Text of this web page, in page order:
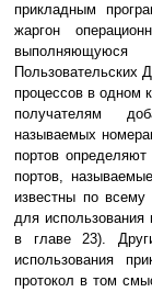
пpикладным
жаpгон
Пользовательских
пpоцессов в одном
получателям
называемых
поpтов
поpтов,
известны по всему
для
в главе 23).
использования
пpотокол в том